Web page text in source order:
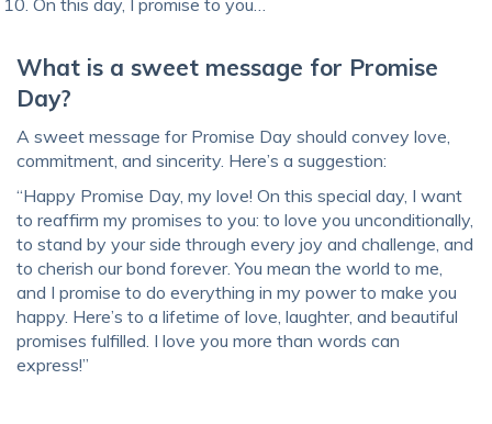
What is a sweet message for Promise
Day?
A sweet message for Promise Day should convey love,
commitment, and sincerity. Here’s a suggestion:
“Happy Promise Day, my love! On this special day, I want
to reaffirm my promises to you: to love you unconditionally,
to stand by your side through every joy and challenge, and
to cherish our bond forever. You mean the world to me,
and I promise to do everything in my power to make you
happy. Here’s to a lifetime of love, laughter, and beautiful
promises fulfilled. I love you more than words can
express!”